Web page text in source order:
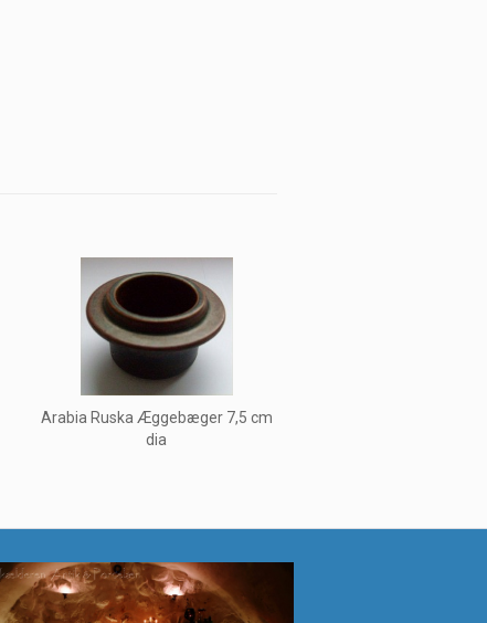
Arabia Ruska Æggebæger 7,5 cm
dia